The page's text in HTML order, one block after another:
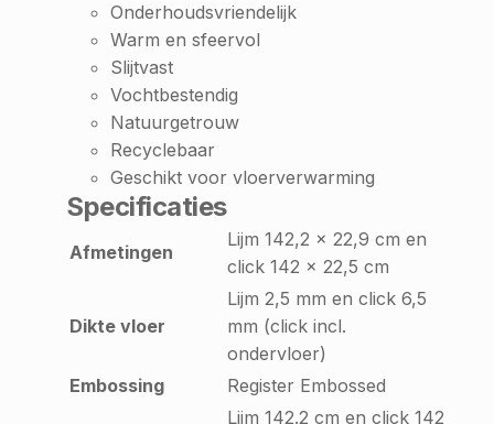
Onderhoudsvriendelijk
Warm en sfeervol
Slijtvast
Vochtbestendig
Natuurgetrouw
Recyclebaar
Geschikt voor vloerverwarming
Specificaties
Afmetingen
Lijm 142,2 x 22,9 cm en
click 142 x 22,5 cm
Dikte vloer
Lijm 2,5 mm en click 6,5
mm (click incl.
ondervloer)
Embossing
Register Embossed
Lijm 142.2 cm en click 142